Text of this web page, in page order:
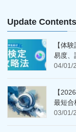
Update Contents
【体
易度、
04/01/
【
最短合
03/01/